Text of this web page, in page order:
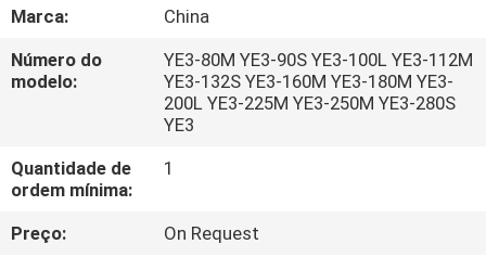
EXCURSÃO
DA
FÁBRICA
CONTROLE
DA
QUALIDADE
Marca:
China
Número do
modelo:
YE3-80M YE3-90S YE3-100L YE3-112M
YE3-132S YE3-160M YE3-180M YE3-
200L YE3-225M YE3-250M YE3-280S
YE3
Quantidade de
ordem mínima:
1
Preço:
On Request